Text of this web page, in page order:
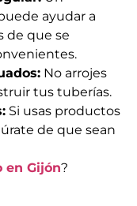
ayudar a
de que se
No arrojes
tus tuberías.
Si usas productos
de que sean
en Gijón?